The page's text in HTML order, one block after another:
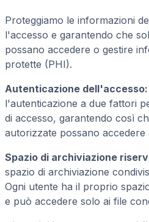
Proteggiamo le informazioni
l'accesso e garantendo che
possano accedere o gestire
protette (PHI).
Autenticazione dell'accesso:
l'autenticazione a due fattori
di accesso, garantendo così
autorizzate possano
Spazio di archiviazione
spazio di archiviazione
Ogni utente ha il proprio
e può accedere solo ai file